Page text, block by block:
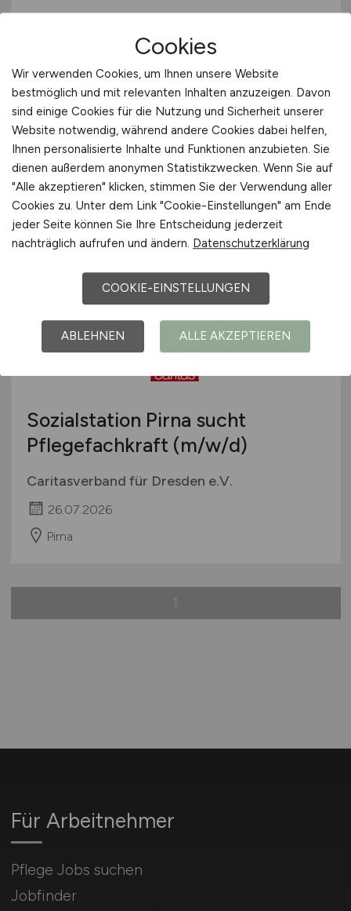
Sozialstation Dresden sucht
Pflegefachkraft(m/w/d)
Caritasverband für Dresden e.V.
26.07.2026
Dresden
Sozialstation Pirna sucht
Pflegefachkraft (m/w/d)
Caritasverband für Dresden e.V.
26.07.2026
Pirna
Für Arbeitnehmer
Pflege Jobs suchen
Jobfinder
Cookies
Wir verwenden Cookies, um Ihnen unsere Website
bestmöglich und mit relevanten Inhalten anzuzeigen. Davon
sind einige Cookies für die Nutzung und Sicherheit unserer
Website notwendig, während andere Cookies dabei helfen,
Ihnen personalisierte Inhalte und Funktionen anzubieten. Sie
dienen außerdem anonymen Statistikzwecken. Wenn Sie auf
"Alle akzeptieren" klicken, stimmen Sie der Verwendung aller
Cookies zu. Unter dem Link "Cookie-Einstellungen" am Ende
jeder Seite können Sie Ihre Entscheidung jederzeit
nachträglich aufrufen und ändern. Datenschutzerklärung
COOKIE-EINSTELLUNGEN
ABLEHNEN ALLE AKZEPTIEREN